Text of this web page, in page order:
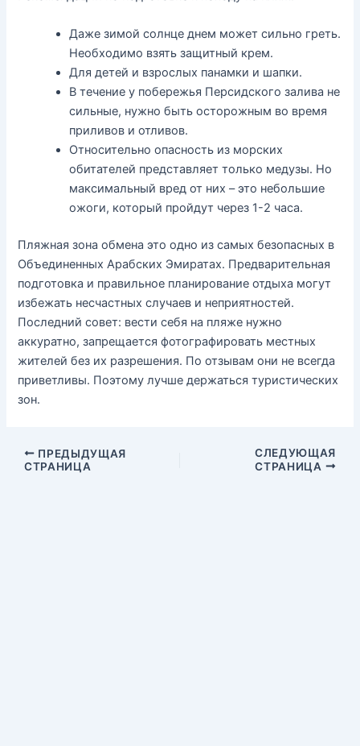
Даже зимой солнце днем может сильно греть.
Необходимо взять защитный крем.
Для детей и взрослых панамки и шапки.
В течение у побережья Персидского залива не
сильные, нужно быть осторожным во время
приливов и отливов.
Относительно опасность из морских
обитателей представляет только медузы. Но
максимальный вред от них – это небольшие
ожоги, который пройдут через 1-2 часа.
Пляжная зона обмена это одно из самых безопасных в
Объединенных Арабских Эмиратах. Предварительная
подготовка и правильное планирование отдыха могут
избежать несчастных случаев и неприятностей.
Последний совет: вести себя на пляже нужно
аккуратно, запрещается фотографировать местных
жителей без их разрешения. По отзывам они не всегда
приветливы. Поэтому лучше держаться туристических
зон.
ПРЕДЫДУЩАЯ
СТРАНИЦА
СЛЕДУЮЩАЯ
СТРАНИЦА